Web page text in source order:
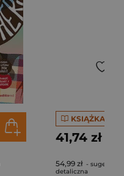
KSIĄŻKA
41,74 zł
54,99 zł -
detaliczna